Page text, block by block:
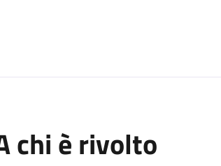
chi è rivolto